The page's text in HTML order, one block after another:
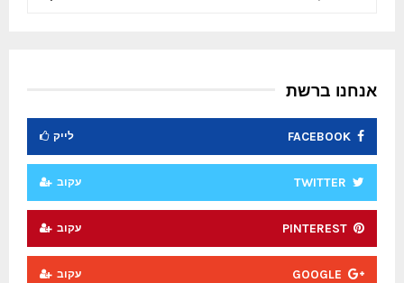
f
o
:
R
C
H
אנחנו ברשת
FACEBOOK לייק
TWITTER עקוב
PINTEREST עקוב
GOOGLE עקוב